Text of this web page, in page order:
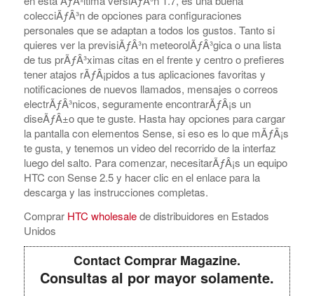
colecciÃƒÂ³n de opciones para configuraciones
personales que se adaptan a todos los gustos. Tanto si
quieres ver la previsiÃƒÂ³n meteorolÃƒÂ³gica o una lista
de tus prÃƒÂ³ximas citas en el frente y centro o prefieres
tener atajos rÃƒÂ¡pidos a tus aplicaciones favoritas y
notificaciones de nuevos llamados, mensajes o correos
electrÃƒÂ³nicos, seguramente encontrarÃƒÂ¡s un
diseÃƒÂ±o que te guste. Hasta hay opciones para cargar
la pantalla con elementos Sense, si eso es lo que mÃƒÂ¡s
te gusta, y tenemos un video del recorrido de la interfaz
luego del salto. Para comenzar, necesitarÃƒÂ¡s un equipo
HTC con Sense 2.5 y hacer clic en el enlace para la
descarga y las instrucciones completas.
Comprar HTC wholesalede distribuidores en Estados
Unidos
Contact Comprar Magazine.
Consultas al por mayor solamente.